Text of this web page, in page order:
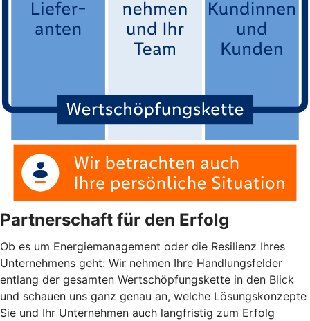
Partnerschaft für den Erfolg
Ob es um Energiemanagement oder die Resilienz Ihres
Unternehmens geht: Wir nehmen Ihre Handlungsfelder
entlang der gesamten Wertschöpfungskette in den Blick
und schauen uns ganz genau an, welche Lösungskonzepte
Sie und Ihr Unternehmen auch langfristig zum Erfolg